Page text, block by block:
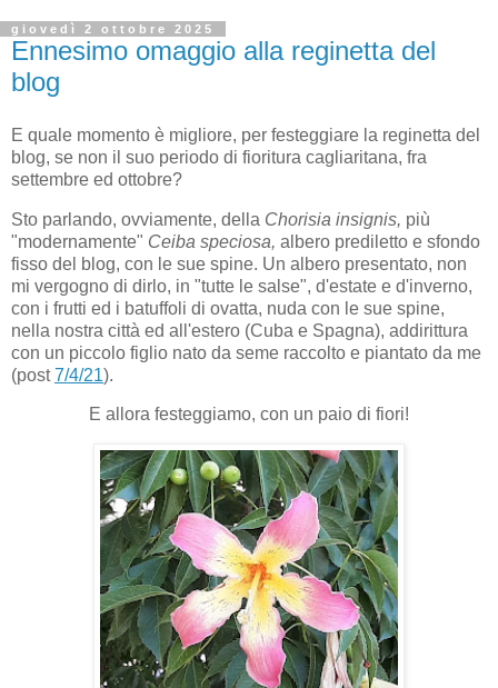
giovedì 2 ottobre 2025
Ennesimo omaggio alla reginetta del
blog
E quale momento è migliore, per festeggiare la reginetta del
blog, se non il suo periodo di fioritura cagliaritana, fra
settembre ed ottobre?
Sto parlando, ovviamente, della Chorisia insignis, più
"modernamente" Ceiba speciosa, albero prediletto e sfondo
fisso del blog, con le sue spine. Un albero presentato, non
mi vergogno di dirlo, in "tutte le salse", d'estate e d'inverno,
con i frutti ed i batuffoli di ovatta, nuda con le sue spine,
nella nostra città ed all'estero (Cuba e Spagna), addirittura
con un piccolo figlio nato da seme raccolto e piantato da me
(post7/4/21).
E allora festeggiamo, con un paio di fiori!